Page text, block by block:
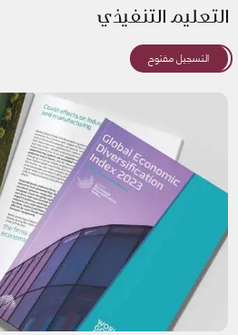
التعليم التنفيذي
التسجيل مفتوح